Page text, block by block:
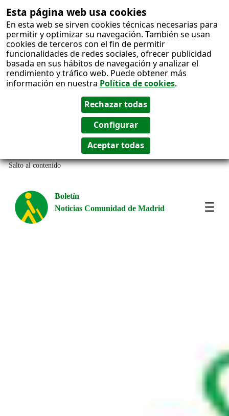
Esta página web usa cookies
En esta web se sirven cookies técnicas necesarias para
permitir y optimizar su navegación. También se usan
cookies de terceros con el fin de permitir
funcionalidades de redes sociales, ofrecer publicidad
basada en sus hábitos de navegación y analizar el
rendimiento y tráfico web. Puede obtener más
información en nuestra Política de cookies.
Salto al contenido
Boletín
Noticias Comunidad de Madrid